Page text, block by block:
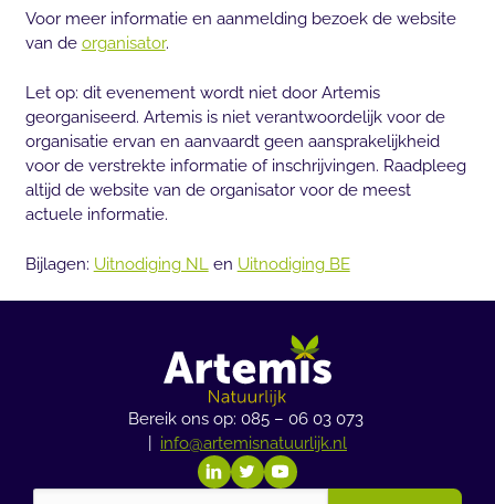
Voor meer informatie en aanmelding bezoek de website
van de organisator.
Let op: dit evenement wordt niet door Artemis
georganiseerd. Artemis is niet verantwoordelijk voor de
organisatie ervan en aanvaardt geen aansprakelijkheid
voor de verstrekte informatie of inschrijvingen. Raadpleeg
altijd de website van de organisator voor de meest
actuele informatie.
Bijlagen: Uitnodiging NLen Uitnodiging BE
Bereik ons op: 085 – 06 03 073
info@artemisnatuurlijk.nl